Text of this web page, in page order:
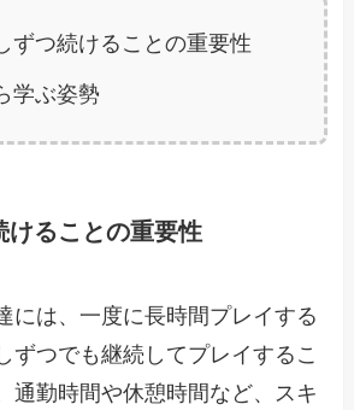
ずつ続けることの重要性
学ぶ姿勢
けることの重要性
には、一度に長時間プレイする
ずつでも継続してプレイするこ
通勤時間や休憩時間など、スキ